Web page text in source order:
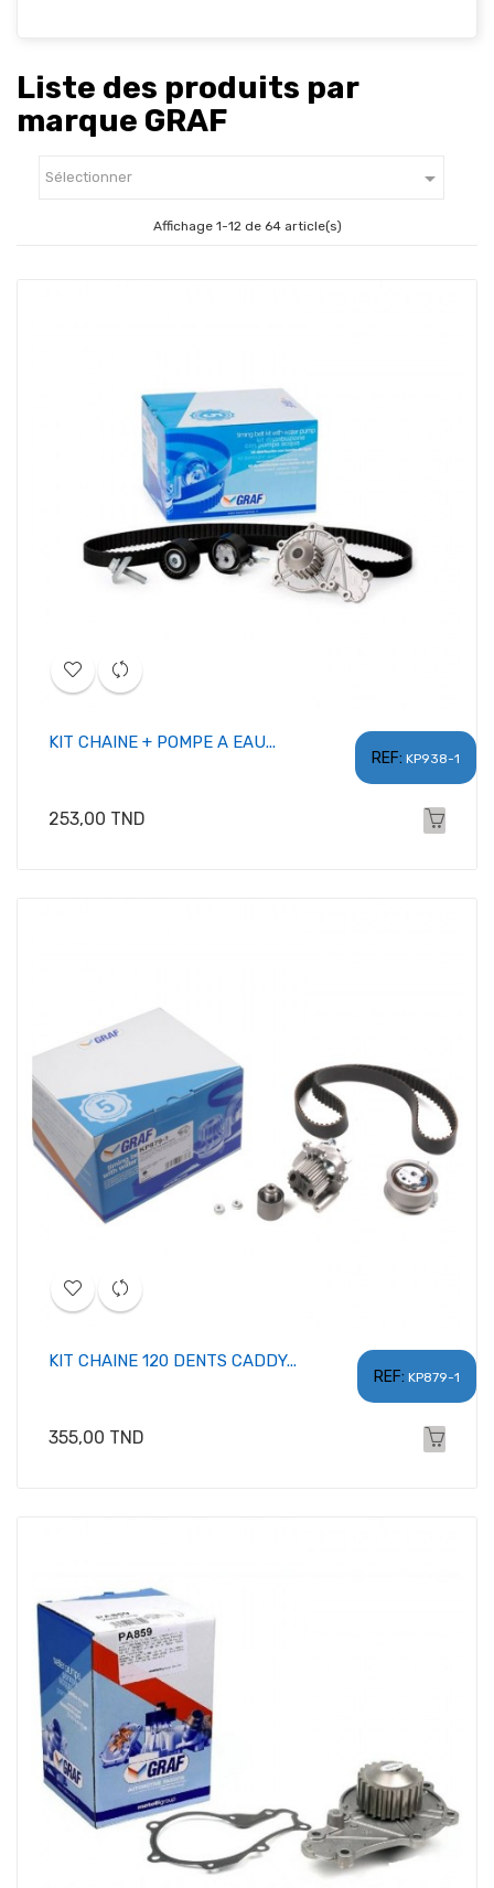
Liste des produits par
marque GRAF
Sélectionner 
Affichage 1-12 de 64 article(s)
REF: KP938-1
KIT CHAINE + POMPE A EAU...
Prix
253,00 TND
REF: KP879-1
KIT CHAINE 120 DENTS CADDY...
Prix
355,00 TND